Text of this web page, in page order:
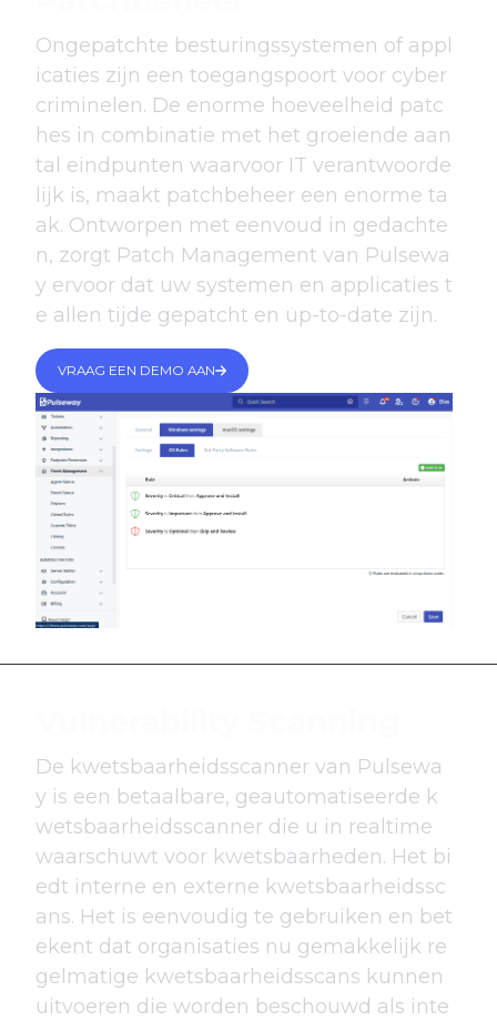
Ongepatchte besturingssystemen of appl
icaties zijn een toegangspoort voor cyber
criminelen. De enorme hoeveelheid patc
hes in combinatie met het groeiende aan
tal eindpunten waarvoor IT verantwoorde
lijk is, maakt patchbeheer een enorme ta
ak. Ontworpen met eenvoud in gedachte
n, zorgt Patch Management van Pulsewa
y ervoor dat uw systemen en applicaties t
e allen tijde gepatcht en up-to-date zijn.
VRAAG EEN DEMO AAN
De kwetsbaarheidsscanner van Pulsewa
y is een betaalbare, geautomatiseerde k
wetsbaarheidsscanner die u in realtime
waarschuwt voor kwetsbaarheden. Het bi
edt interne en externe kwetsbaarheidssc
ans. Het is eenvoudig te gebruiken en bet
ekent dat organisaties nu gemakkelijk re
gelmatige kwetsbaarheidsscans kunnen
uitvoeren die worden beschouwd als inte